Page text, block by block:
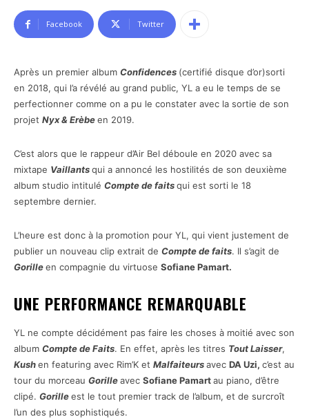
Facebook Twitter
Après un premier album Confidences (certifié disque d’or)sorti
en 2018, qui l’a révélé au grand public, YL a eu le temps de se
perfectionner comme on a pu le constater avec la sortie de son
projet Nyx & Erèbeen 2019.
C’est alors que le rappeur d’Air Bel déboule en 2020 avec sa
mixtape Vaillantsqui a annoncé les hostilités de son deuxième
album studio intitulé Compte de faitsqui est sorti le 18
septembre dernier.
L’heure est donc à la promotion pour YL, qui vient justement de
publier un nouveau clip extrait de Compte de faits. Il s’agit de
Gorilleen compagnie du virtuose Sofiane Pamart.
UNE PERFORMANCE REMARQUABLE
YL ne compte décidément pas faire les choses à moitié avec son
album Compte de Faits. En effet, après les titres Tout Laisser,
Kushen featuring avec Rim’K et Malfaiteursavec DA Uzi, c’est au
tour du morceau Gorilleavec Sofiane Pamartau piano, d’être
clipé. Gorilleest le tout premier track de l’album, et de surcroît
l’un des plus sophistiqués.